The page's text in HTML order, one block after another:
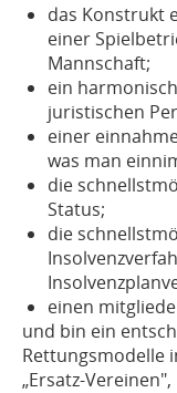
das Konstrukt
einer
Mannschaft;
ein
juristischen
einer
was man
die
Status;
die
einen
und bin ein
Rettungsmodelle
„Ersatz-Vereinen",